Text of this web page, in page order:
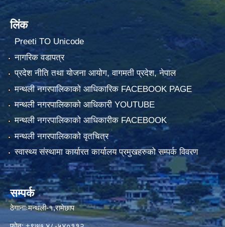
लिंक
Preeti TO Unicode
नागरिक वडापत्र
प्रदेश नीति तथा योजना आयोग, वागमती प्रदेश, नेपाल
मन्थली नगरपालिकाको आधिकारिक FACEBOOK PAGE
मन्थली नगरपालिकाको आधिकारी YOUTUBE
मन्थली नगरपालिकाको आधिकारीक FACEBOOK
मन्थली नगरपालिकाको वृतचित्र
स्वास्थ्य संस्थामा कार्यारत कार्यालय प्रमुखहरुको सम्पर्क विवरण
सम्पर्क
ठेगानाःमन्थली-१,रामेछाप